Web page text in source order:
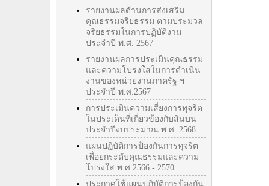
รายงานผลด้านการส่งเสริม
คุณธรรมจริยธรรม ตามประมวล
จริยธรรมในการปฏิบัติงาน
ประจำปี พ.ศ. 2567
รายงานผลการประเมินคุณธรรม
และความโปร่งใสในการดำเนิน
งานของหน่วยงานภาครัฐ ฯ
ประจำปี พ.ศ.2567
การประเมินความเสี่ยงการทุจริต
ในประเด็นที่เกี่ยวข้องกับสินบน
ประจำปีงบประมาณ พ.ศ. 2568
แผนปฏิบัติการป้องกันการทุจริต
เพื่อยกระดับคุณธรรมและความ
โปร่งใส พ.ศ.2566 - 2570
ประกาศใช้แผนปฏิบัติการป้องกัน